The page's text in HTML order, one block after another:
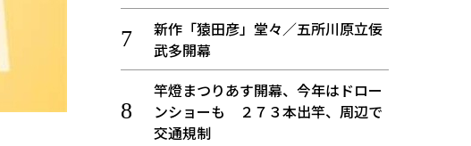
新作「猿田彦」堂々／五所川原立佞
武多開幕
竿燈まつりあす開幕、今年はドロー
ンショーも ２７３本出竿、周辺で
交通規制